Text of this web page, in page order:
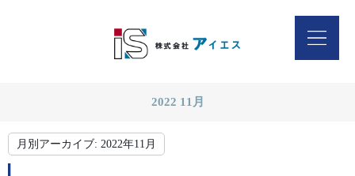
2022 11月
月別アーカイブ: 2022年11月